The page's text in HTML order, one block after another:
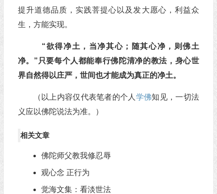
提升道德品质，实践菩提心以及发大愿心，利益众
生，方能实现。
“欲得净土，当净其心；随其心净，则佛土
净。”只要每个人都能奉行佛陀清净的教法，身心世
界自然得以庄严，世间也才能成为真正的净土。
（以上内容仅代表笔者的个人 学佛知见，一切法
义应以佛陀说法为准。）
相关文章
佛陀师父教我修忍辱
观心念 正行为
觉海文集：看淡世法